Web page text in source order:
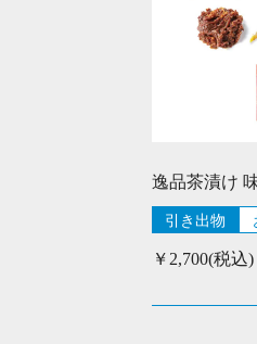
逸品茶漬け
引き出物
￥2,700(税込)